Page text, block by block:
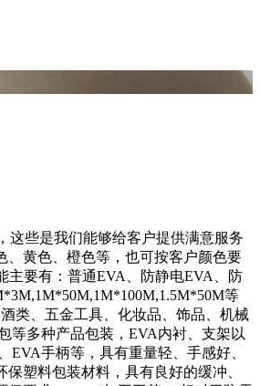
这些是我们能够给客户提供满意服务
、黄色、橙色等，也可按客户颜色要
要有：普通EVA、防静电EVA、防
等
、五金工具、化妆品、饰品、机械
多种产品包装，EVA内衬、支架以
手柄等，具有重量轻、手感好、
塑料包装材料，具有良好的缓冲、